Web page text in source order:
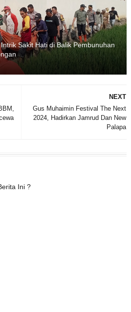
Sakit Hati di Balik Pembunuhan
NEXT
Gus Muhaimin Festival The Next
2024, Hadirkan Jamrud Dan New
Palapa
Ini ?